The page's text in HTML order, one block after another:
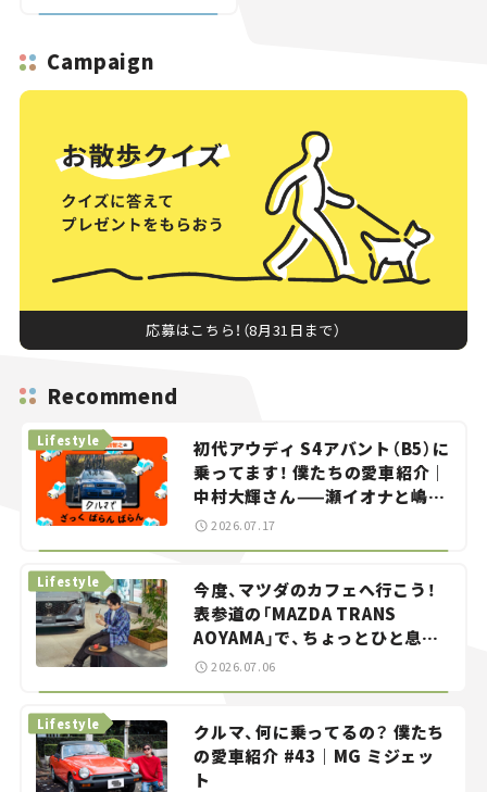
Campaign
応募はこちら！（8月31日まで）
Recommend
初代アウディ S4アバント（B5）に
乗ってます！ 僕たちの愛車紹介｜
中村大輝さん——瀬イオナと嶋田
智之の「クルマでざっくばらんば
Lifestyle
2026.07.17
今度、マツダのカフェへ行こう！
表参道の「MAZDA TRANS
AOYAMA」で、ちょっとひと息。
——連載｜CCGとクルマでどうす
る？＜第13回＞
Lifestyle
2026.07.06
クルマ、何に乗ってるの？ 僕たち
の愛車紹介 #43｜MG ミジェッ
ト
Lifestyle